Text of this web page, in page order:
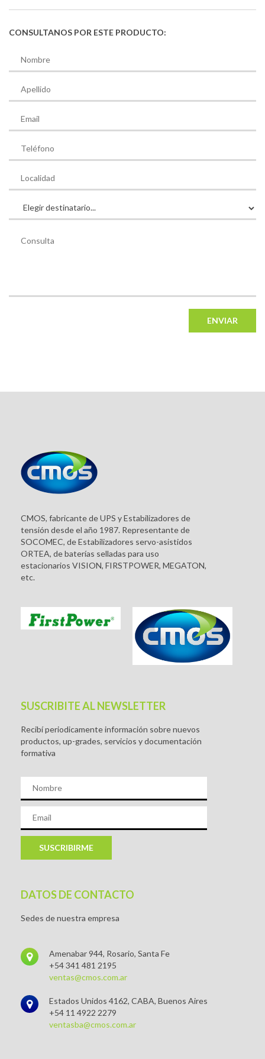
CONSULTANOS POR ESTE PRODUCTO:
ENVIAR
CMOS, fabricante de UPS y Estabilizadores de
tensión desde el año 1987. Representante de
SOCOMEC, de Estabilizadores servo-asistidos
ORTEA, de baterías selladas para uso
estacionarios VISION, FIRSTPOWER, MEGATON,
etc.
SUSCRIBITE AL NEWSLETTER
Recibí periodicamente información sobre nuevos
productos, up-grades, servicios y documentación
formativa
SUSCRIBIRME
DATOS DE CONTACTO
Sedes de nuestra empresa
Amenabar 944, Rosario, Santa Fe
+54 341 481 2195
ventas@cmos.com.ar
Estados Unidos 4162, CABA, Buenos Aires
+54 11 4922 2279
ventasba@cmos.com.ar